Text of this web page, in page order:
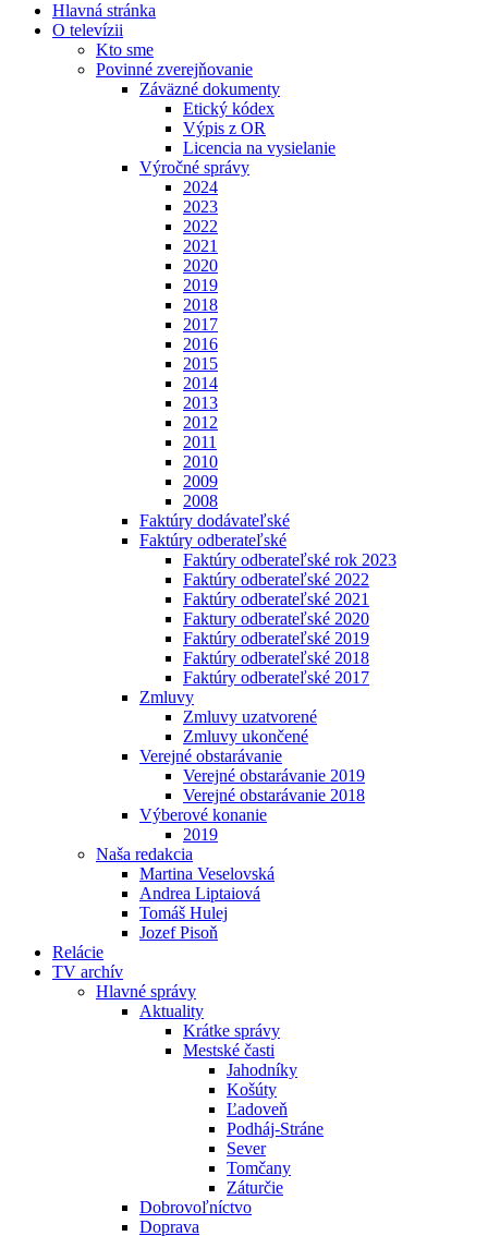
Hlavná stránka
O televízii
Kto sme
Povinné zverejňovanie
Záväzné dokumenty
Etický kódex
Výpis z OR
Licencia na vysielanie
Výročné správy
2024
2023
2022
2021
2020
2019
2018
2017
2016
2015
2014
2013
2012
2011
2010
2009
2008
Faktúry dodávateľské
Faktúry odberateľské
Faktúry odberateľské rok 2023
Faktúry odberateľské 2022
Faktúry odberateľské 2021
Faktury odberateľské 2020
Faktúry odberateľské 2019
Faktúry odberateľské 2018
Faktúry odberateľské 2017
Zmluvy
Zmluvy uzatvorené
Zmluvy ukončené
Verejné obstarávanie
Verejné obstarávanie 2019
Verejné obstarávanie 2018
Výberové konanie
2019
Naša redakcia
Martina Veselovská
Andrea Liptaiová
Tomáš Hulej
Jozef Pisoň
Relácie
TV archív
Hlavné správy
Aktuality
Krátke správy
Mestské časti
Jahodníky
Košúty
Ľadoveň
Podháj-Stráne
Sever
Tomčany
Záturčie
Dobrovoľníctvo
Doprava